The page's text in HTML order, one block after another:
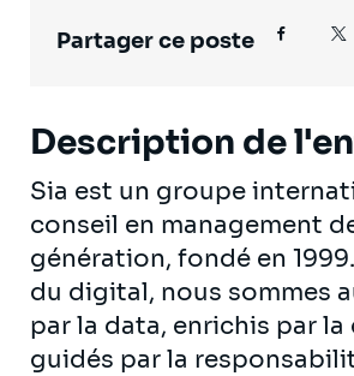
Partager ce poste
Description de
Sia est un groupe
conseil en management
génération, fondé en
du digital, nous sommes
par la data, enrichis par
guidés par la